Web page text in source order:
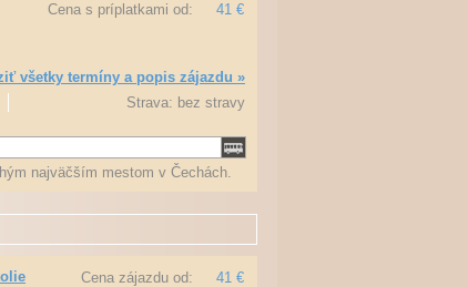
Cena s príplatkami od:
41 €
všetky termíny a popis zájazdu »
Strava: bez stravy
najväčším mestom v Čechách.
Cena zájazdu od:
41 €